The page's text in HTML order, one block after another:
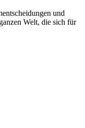
und
Welt, die sich für